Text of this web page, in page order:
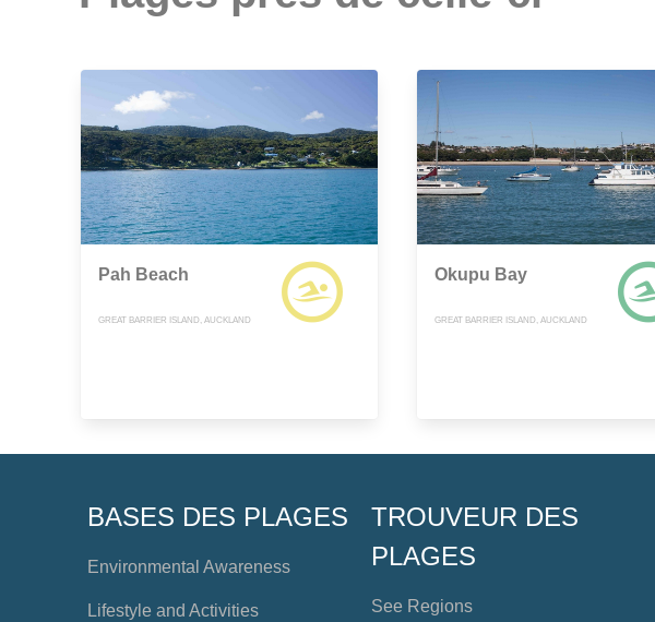
Pah Beach
GREAT BARRIER ISLAND, AUCKLAND
Okupu Bay
GREAT BARRIER ISLAND, AUCKLAND
BASES DES PLAGES
Environmental Awareness
Lifestyle and Activities
TROUVEUR DES
PLAGES
See Regions